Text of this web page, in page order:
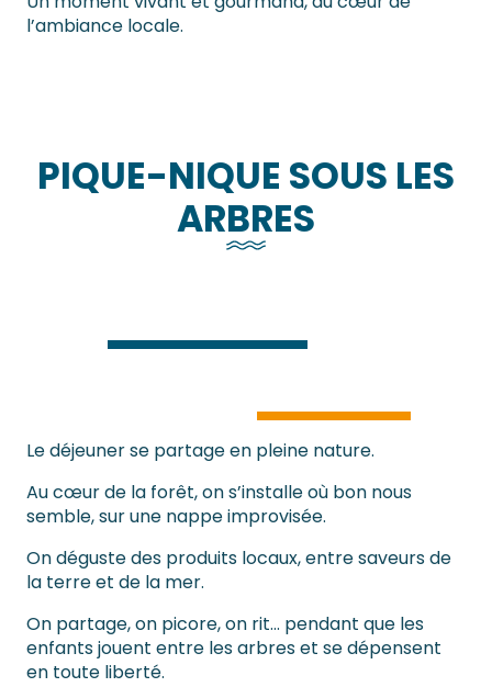
l’ambiance locale.
PIQUE-NIQUE SOUS LES
ARBRES
Le déjeuner se partage en pleine nature.
Au cœur de la forêt, on s’installe où bon nous
semble, sur une nappe improvisée.
On déguste des produits locaux, entre saveurs de
la terre et de la mer.
On partage, on picore, on rit… pendant que les
enfants jouent entre les arbres et se dépensent
en toute liberté.